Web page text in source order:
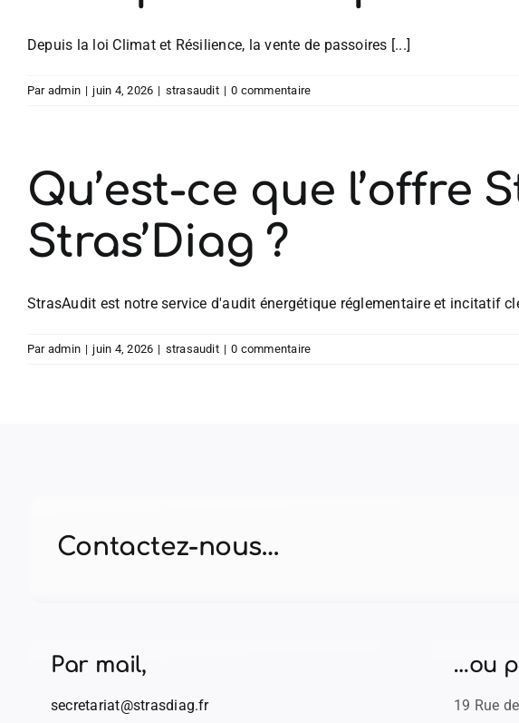
Depuis la loi Climat et Résilience, la vente de passoires [...]
Par admin | juin 4, 2026 | strasaudit | 0 commentaire
Qu’est-ce que l’offre
Stras’Diag ?
StrasAudit est notre service d'audit énergétique réglementaire et incitatif
Par admin | juin 4, 2026 | strasaudit | 0 commentaire
Contactez-nous…
Par mail,
secretariat@strasdiag.fr
…ou
19 Rue